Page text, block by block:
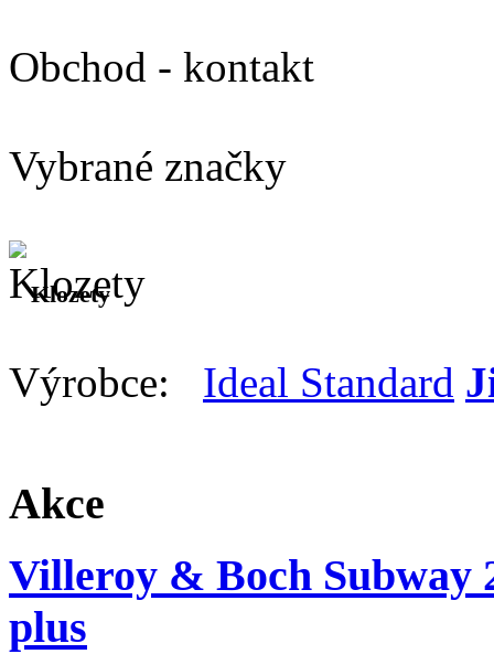
Obchod - kontakt
Vybrané značky
Klozety
Výrobce: Ideal Standard
Akce
Villeroy & Boch Subway
plus